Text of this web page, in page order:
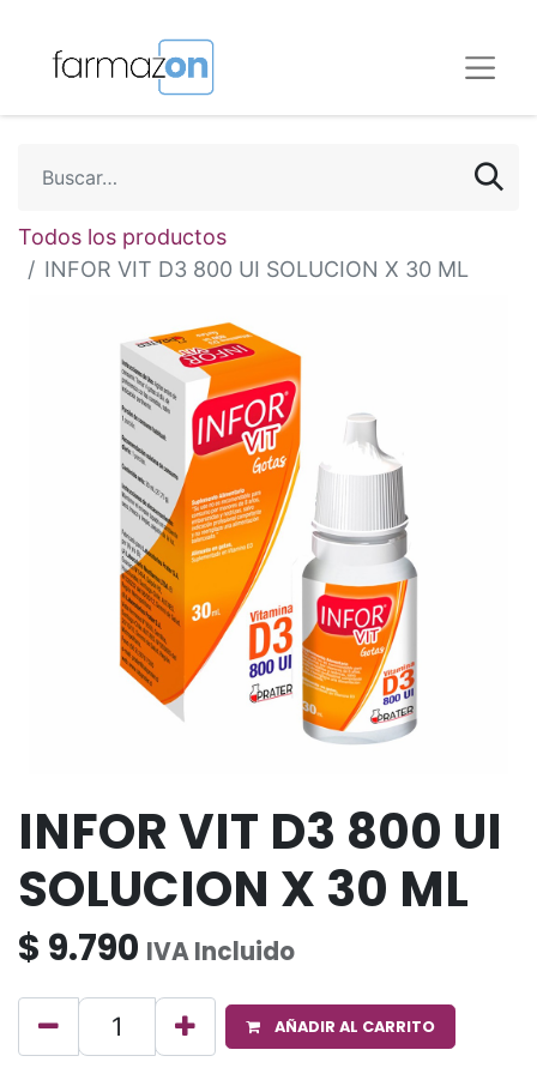
Todos los productos
INFOR VIT D3 800 UI SOLUCION X 30 ML
INFOR VIT D3 800 UI
SOLUCION X 30 ML
$ 9.790 IVA Incluido
AÑADIR AL CARRITO